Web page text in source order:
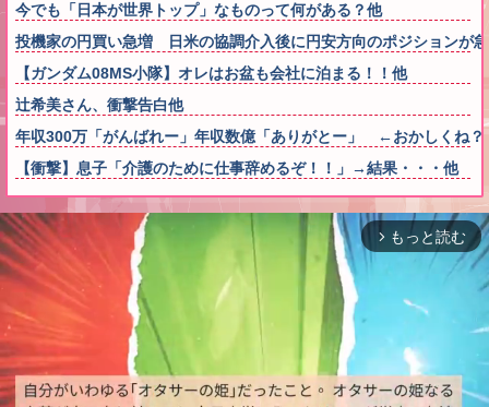
今でも「日本が世界トップ」なものって何がある？他
投機家の円買い急増 日米の協調介入後に円安方向のポジションが
【ガンダム08MS小隊】オレはお盆も会社に泊まる！！他
辻希美さん、衝撃告白他
年収300万「がんばれー」年収数億「ありがとー」 ←おかしくね？
【衝撃】息子「介護のために仕事辞めるぞ！！」→結果・・・他
arrow_forward_ios もっと読む